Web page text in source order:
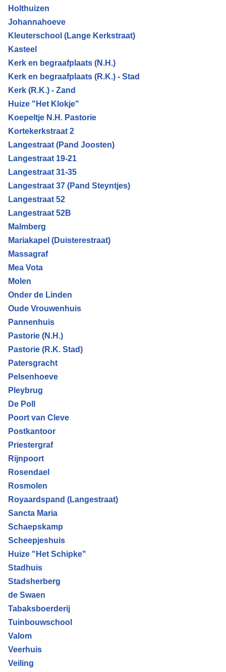
Holthuizen
Johannahoeve
Kleuterschool (Lange Kerkstraat)
Kasteel
Kerk en begraafplaats (N.H.)
Kerk en begraafplaats (R.K.) - Stad
Kerk (R.K.) - Zand
Huize "Het Klokje"
Koepeltje N.H. Pastorie
Kortekerkstraat 2
Langestraat (Pand Joosten)
Langestraat 19-21
Langestraat 31-35
Langestraat 37 (Pand Steyntjes)
Langestraat 52
Langestraat 52B
Malmberg
Mariakapel (Duisterestraat)
Massagraf
Mea Vota
Molen
Onder de Linden
Oude Vrouwenhuis
Pannenhuis
Pastorie (N.H.)
Pastorie (R.K. Stad)
Patersgracht
Pelsenhoeve
Pleybrug
De Poll
Poort van Cleve
Postkantoor
Priestergraf
Rijnpoort
Rosendael
Rosmolen
Royaardspand (Langestraat)
Sancta Maria
Schaepskamp
Scheepjeshuis
Huize "Het Schipke"
Stadhuis
Stadsherberg
de Swaen
Tabaksboerderij
Tuinbouwschool
Valom
Veerhuis
Veiling